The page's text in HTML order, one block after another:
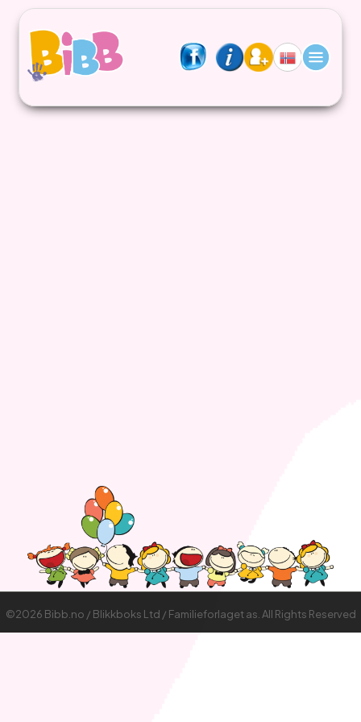
©2026 Bibb.no / Blikkboks Ltd / Familieforlaget as. All Rights Reserved